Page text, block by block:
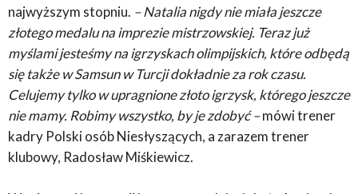
najwyższym stopniu. – Natalia nigdy nie miała jeszcze
złotego medalu na imprezie mistrzowskiej. Teraz już
myślami jesteśmy na igrzyskach olimpijskich, które odbędą
się także w Samsun w Turcji dokładnie za rok czasu.
Celujemy tylko w upragnione złoto igrzysk, którego jeszcze
nie mamy. Robimy wszystko, by je zdobyć –mówi trener
kadry Polski osób Niesłyszących, a zarazem trener
klubowy, Radosław Miśkiewicz.